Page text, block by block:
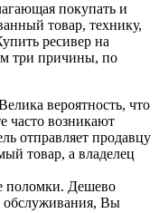
покупать и
товар, технику,
ресивер на
три причины, по
вероятность, что
часто возникают
отправляет продавцу
товар, а владелец
поломки. Дешево
обслуживания, Вы